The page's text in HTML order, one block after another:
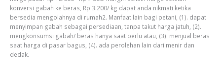
konversi gabah ke beras, Rp 3.200/ kg dapat anda nikmati ketika
bersedia mengolahnya di rumah2. Manfaat lain bagi petani, (1). dapat
menyimpan gabah sebagai persediaan, tanpa takut harga jatuh, (2).
mengkonsumsi gabah/ beras hanya saat perlu atau, (3). menjual beras
saat harga di pasar bagus, (4). ada perolehan lain dari menir dan
dedak.